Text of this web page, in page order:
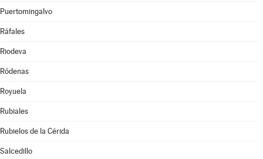
Puertomingalvo
Ráfales
Riodeva
Ródenas
Royuela
Rubiales
Rubielos de la Cérida
Salcedillo